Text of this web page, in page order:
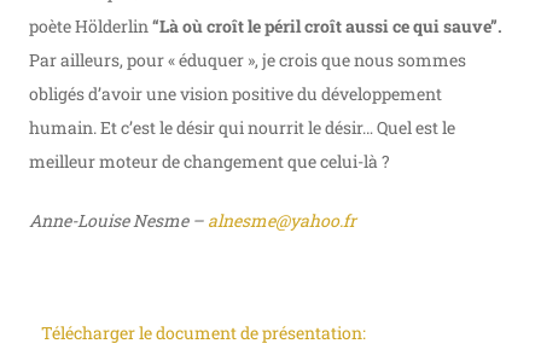
poète Hölderlin“Là où croît le péril croît aussi ce qui sauve”.
Par ailleurs, pour « éduquer », je crois que nous sommes
obligés d’avoir une vision positive du développement
humain. Et c’est le désir qui nourrit le désir… Quel est le
meilleur moteur de changement que celui-là ?
Anne-Louise Nesme – alnesme@yahoo.fr
Télécharger le document de présentation: